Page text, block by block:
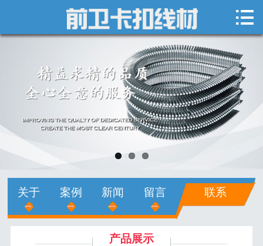
 网站首页
关于我们
新闻中心
产品展示
销售网络
在线留言
联系我们

关于 案例 新闻 留言 联系
产品展示